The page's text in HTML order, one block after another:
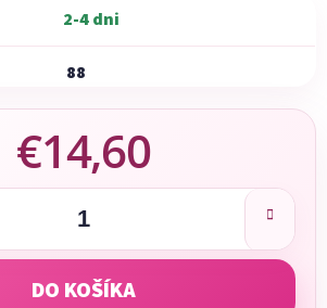
2-4 dni
88
€14,60
Jednotková cena:
DO KOŠÍKA